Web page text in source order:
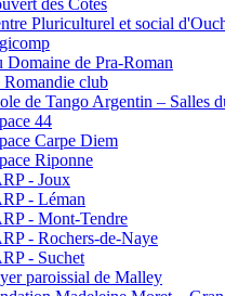
Pluriculturel et social
Domaine de Pra-Roman
Romandie club
de Tango Argentin – Salles
44
Carpe Diem
Riponne
- Joux
- Léman
- Mont-Tendre
- Rochers-de-Naye
- Suchet
paroissial de Malley